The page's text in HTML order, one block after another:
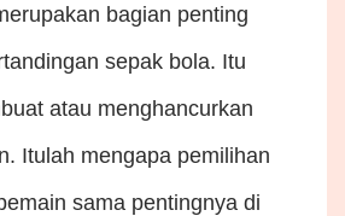
bagian penting
sepak bola. Itu
atau menghancurkan
Itulah mengapa pemilihan
sama pentingnya di